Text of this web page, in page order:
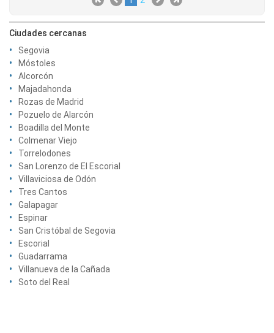
Ciudades cercanas
Segovia
Móstoles
Alcorcón
Majadahonda
Rozas de Madrid
Pozuelo de Alarcón
Boadilla del Monte
Colmenar Viejo
Torrelodones
San Lorenzo de El Escorial
Villaviciosa de Odón
Tres Cantos
Galapagar
Espinar
San Cristóbal de Segovia
Escorial
Guadarrama
Villanueva de la Cañada
Soto del Real